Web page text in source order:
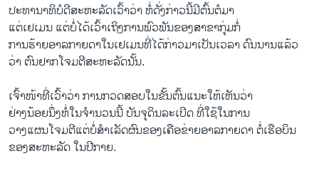
ປະທານາທິບໍດີສະຫະລັດເວົ້າວ່າ ຫໍ່ດັ່ງກ່າວນີ້ມີຕົ້ນຕໍມາ
ແຕ່ເຢເມນ ແຕ່ບໍ່ໄດ້ເວົ້າເຖິງການພົວພັນຂອງສາຂາກຸ່ມກໍ່
ການຮ້າຍອາລກາຍດາໃນເຢເມນທີ່ໄດ້ກ່າວມາເປັນເວລາ ດົນນານແລ້ວ
ວ່າ ຕົນຢາກໂຈມຕີສະຫະລັດນັ້ນ.
ເຈົ້າໜ້າທີ່ເວົ້າວ່າ ການກວດສອບໃນຂັ້ນຕົ້ນແນະໃຫ້ເຫັນວ່າ
ຢ່າງນ້ອຍນຶ່ງຫໍ່ໃນຈຳນວນນີ້ ບັນຈຸດິນລະເບີດ ທີ່ໃຊ້ໃນການ
ວາງແຜນໂຈມຕີແຕ່ບໍ່ສຳເລັດຜົນຂອງເຄືອຂ່າຍອາລກາຍດາ ຕໍ່ເຮືອບິນ
ຂອງສະຫະລັດ ໃນປີກາຍ.